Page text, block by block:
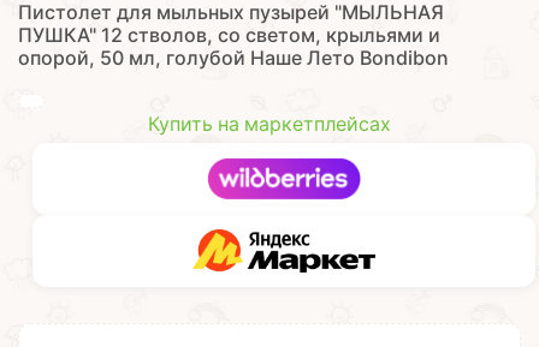
Пистолет для мыльных пузырей "МЫЛЬНАЯ
ПУШКА" 12 стволов, со светом, крыльями и
опорой, 50 мл, голубой Наше Лето Bоndibon
Купить на маркетплейсах